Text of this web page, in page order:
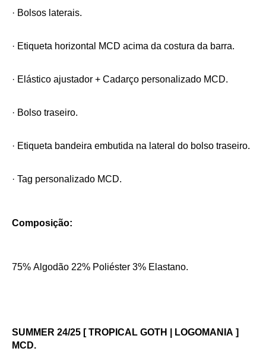
· Bolsos laterais.
· Etiqueta horizontal MCD acima da costura da barra.
· Elástico ajustador + Cadarço personalizado MCD.
· Bolso traseiro.
· Etiqueta bandeira embutida na lateral do bolso traseiro.
· Tag personalizado MCD.
Composição:
75% Algodão 22% Poliéster 3% Elastano.
SUMMER 24/25 [ TROPICAL GOTH | LOGOMANIA ]
MCD.